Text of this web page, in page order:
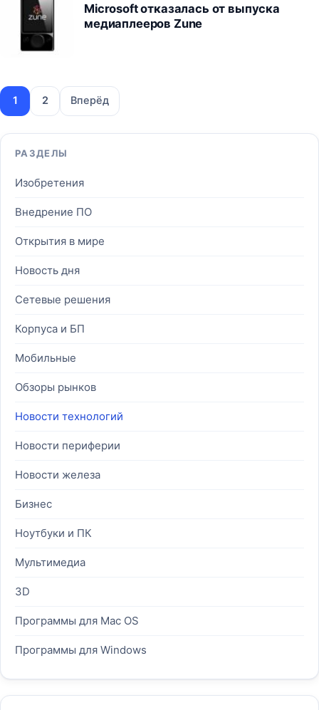
Microsoft отказалась от выпуска
медиаплееров Zune
1 2 Вперёд
РАЗДЕЛЫ
Изобретения
Внедрение ПО
Открытия в мире
Новость дня
Сетевые решения
Корпуса и БП
Мобильные
Обзоры рынков
Новости технологий
Новости периферии
Новости железа
Бизнес
Ноутбуки и ПК
Мультимедиа
3D
Программы для Mac OS
Программы для Windows